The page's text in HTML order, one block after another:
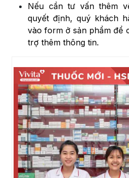
Nếu cần tư vấn thêm
quyết định, quý khách
vào form ở sản phẩm để
trợ thêm thông tin.